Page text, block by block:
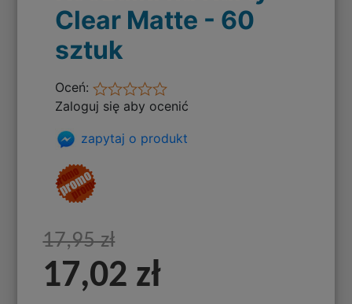
Clear Matte - 60
sztuk
Oceń:
Zaloguj się aby ocenić
zapytaj o produkt
17,95 zł
17,02 zł